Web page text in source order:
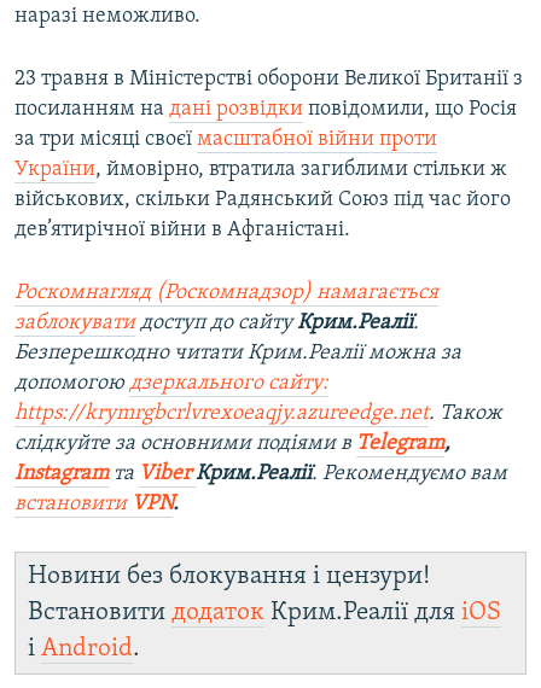
наразі неможливо.
23 травня в Міністерстві оборони Великої Британії з
посиланням на дані розвідки повідомили, що Росія
за три місяці своєї масштабної війни проти
України, ймовірно, втратила загиблими стільки ж
військових, скільки Радянський Союз під час його
дев’ятирічної війни в Афганістані.
Роскомнагляд (Роскомнадзор) намагається
заблокуватидоступ до сайтуКрим.Реалії.
Безперешкодно читати Крим.Реалії можна за
допомогою дзеркального сайту:
https://krymrgbcrlvrexoeaqjy.azureedge.net. Також
слідкуйте за основними подіями в Telegram,
Instagramта ViberКрим.Реалії. Рекомендуємо вам
встановити VPN.
Новини без блокування і цензури!
Встановити додаток Крим.Реалії для iOS
і Android.